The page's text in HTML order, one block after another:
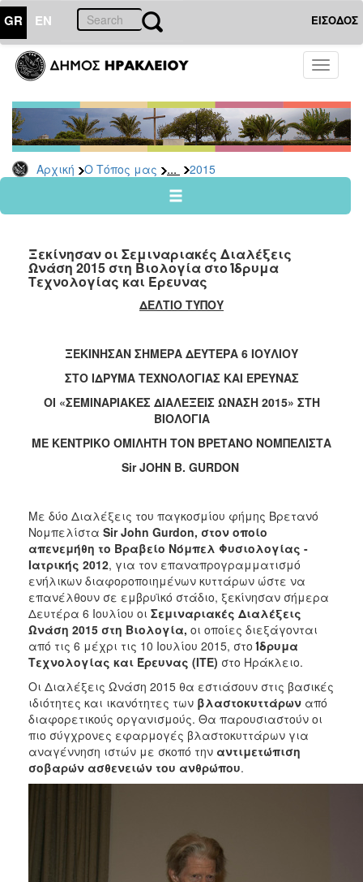
GR EN ΕΙΣΟΔΟΣ
Toggle
Αρχική Ο Τόπος μας ... 2015
ΤΟΠΟΣ
ΜΑΣ
Ανακοινώσεις
Αρχείο
2026
2024
2022
2021
2018
2017
2016
ΔΗΜΟΣ
ΠΟΛΙΤΙΣΜΟΣ
ΑΝΘΕΚΤΙΚΗ
ΠΟΛΗ
Ξεκίνησαν οι Σεμιναριακές Διαλέξεις
Ωνάση 2015 στη Βιολογία στο Ίδρυμα
Τεχνολογίας και Έρευνας
ΔΕΛΤΙΟ ΤΥΠΟΥ
ΞΕΚΙΝΗΣΑΝ ΣΗΜΕΡΑ ΔΕΥΤΕΡΑ 6 ΙΟΥΛΙΟΥ
ΣΤΟ ΙΔΡΥΜΑ ΤΕΧΝΟΛΟΓΙΑΣ ΚΑΙ ΕΡΕΥΝΑΣ
ΟΙ «ΣΕΜΙΝΑΡΙΑΚΕΣ ΔΙΑΛΕΞΕΙΣ ΩΝΑΣΗ 2015» ΣΤΗ
ΒΙΟΛΟΓΙΑ
ΜΕ ΚΕΝΤΡΙΚΟ ΟΜΙΛΗΤΗ ΤΟΝ ΒΡΕΤΑΝΟ ΝΟΜΠΕΛΙΣΤΑ
Sir JOHN B. GURDON
Με δύο Διαλέξεις του παγκοσμίου φήμης Βρετανό
Νομπελίστα Sir John Gurdon, στον οποίο
απενεμήθη το Βραβείο Νόμπελ Φυσιολογίας -
Ιατρικής 2012, για τον επαναπρογραμματισμό
ενήλικων διαφοροποιημένων κυττάρων ώστε να
επανέλθουν σε εμβρυϊκό στάδιο, ξεκίνησαν σήμερα
Δευτέρα 6 Ιουλίου οι Σεμιναριακές Διαλέξεις
Ωνάση 2015 στη Βιολογία, οι οποίες διεξάγονται
από τις 6 μέχρι τις 10 Ιουλίου 2015, στοΊδρυμα
Τεχνολογίας και Έρευνας (ΙΤΕ) στο Ηράκλειο.
Οι Διαλέξεις Ωνάση 2015 θα εστιάσουν στις βασικές
ιδιότητες και ικανότητες των βλαστοκυττάρων από
διαφορετικούς οργανισμούς. Θα παρουσιαστούν οι
πιο σύγχρονες εφαρμογές βλαστοκυττάρων για
αναγέννηση ιστών με σκοπό την αντιμετώπιση
σοβαρών ασθενειών του ανθρώπου.